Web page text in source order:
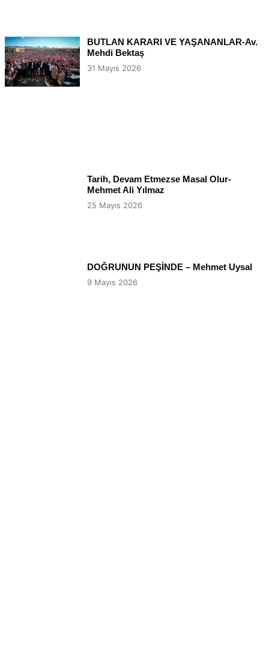
BUTLAN KARARI VE YAŞANANLAR-Av.
Mehdi Bektaş
31 Mayıs 2026
Tarih, Devam Etmezse Masal Olur-
Mehmet Ali Yılmaz
25 Mayıs 2026
DOĞRUNUN PEŞİNDE – Mehmet Uysal
9 Mayıs 2026